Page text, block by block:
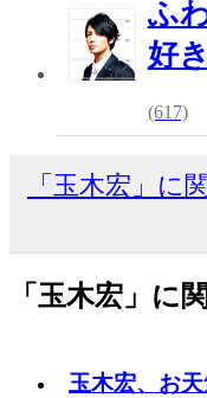
ふ
好
(617)
「玉木宏」に
「玉木宏」に
玉木宏、お